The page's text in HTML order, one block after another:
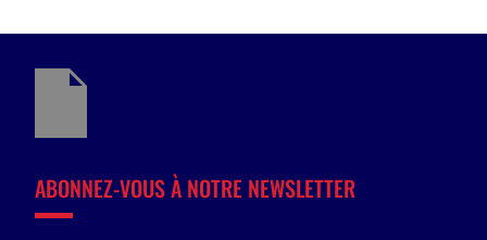
ABONNEZ-VOUS À NOTRE NEWSLETTER